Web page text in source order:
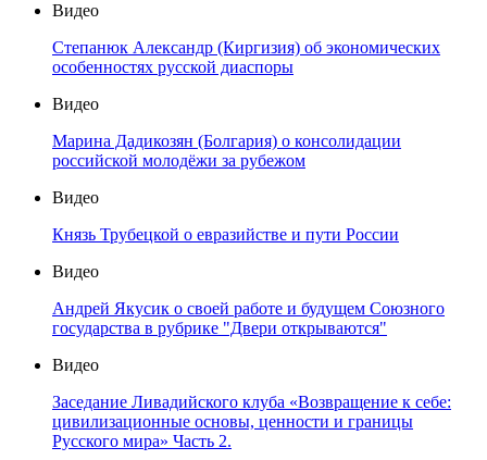
Видео
Степанюк Александр (Киргизия) об экономических
особенностях русской диаспоры
Видео
Марина Дадикозян (Болгария) о консолидации
российской молодёжи за рубежом
Видео
Князь Трубецкой о евразийстве и пути России
Видео
Андрей Якусик о своей работе и будущем Союзного
государства в рубрике "Двери открываются"
Видео
Заседание Ливадийского клуба «Возвращение к себе:
цивилизационные основы, ценности и границы
Русского мира» Часть 2.